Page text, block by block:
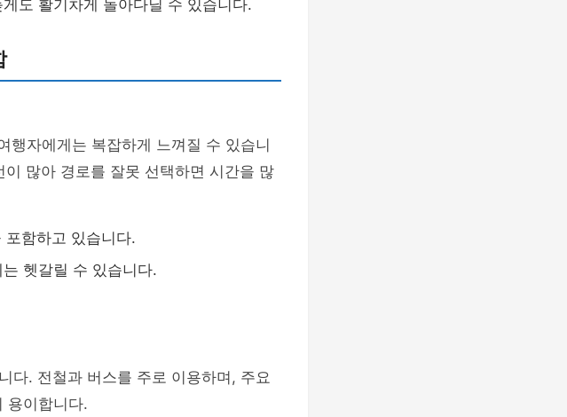
도 활기차게 돌아다닐 수 있습니다.
행자에게는 복잡하게 느껴질 수 있습니
이 많아 경로를 잘못 선택하면 시간을 많
함하고 있습니다.
헷갈릴 수 있습니다.
다. 전철과 버스를 주로 이용하며, 주요
용이합니다.